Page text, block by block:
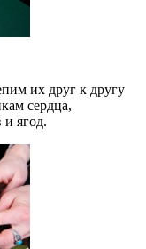
их друг к другу
сердца,
и ягод.